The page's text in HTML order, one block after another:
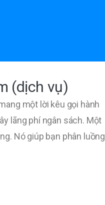
(dịch vụ)
một lời kêu gọi hành
lãng phí ngân sách. Một
Nó giúp bạn phân luồng